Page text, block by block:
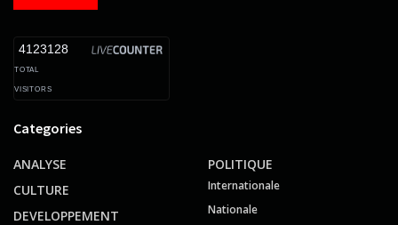
4123128
TOTAL
VISITORS
Categories
ANALYSE
CULTURE
DEVELOPPEMENT
POLITIQUE
Internationale
Nationale